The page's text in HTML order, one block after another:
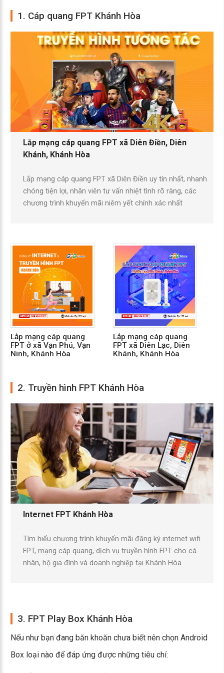
1. Cáp quang FPT Khánh Hòa
Lắp mạng cáp quang FPT xã Diên Điền, Diên
Khánh, Khánh Hòa
Lắp mạng cáp quang FPT xã Diên Điền uy tín nhất, nhanh
chóng tiện lợi, nhân viên tư vấn nhiệt tình rõ ràng, các
chương trình khuyến mãi niêm yết chính xác nhất
Lắp mạng cáp quang
FPT ở xã Vạn Phú, Vạn
Ninh, Khánh Hòa
Lắp mạng cáp quang
FPT xã Diên Lạc, Diên
Khánh, Khánh Hòa
2. Truyền hình FPT Khánh Hòa
Internet FPT Khánh Hòa
Tìm hiểu chương trình khuyến mãi đăng ký internet wifi
FPT, mạng cáp quang, dịch vụ truyền hình FPT cho cá
nhân, hộ gia đình và doanh nghiệp tại Khánh Hòa
3. FPT Play Box Khánh Hòa
Nếu như bạn đang băn khoăn chưa biết nên chọn Android
Box loại nào để đáp ứng được những tiêu chí: